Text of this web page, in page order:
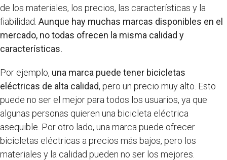
de los materiales, los precios, las características y la
fiabilidad. Aunque hay muchas marcas disponibles en el
mercado, no todas ofrecen la misma calidad y
características.
Por ejemplo, una marca puede tener bicicletas
eléctricas de alta calidad, pero un precio muy alto. Esto
puede no ser el mejor para todos los usuarios, ya que
algunas personas quieren una bicicleta eléctrica
asequible. Por otro lado, una marca puede ofrecer
bicicletas eléctricas a precios más bajos, pero los
materiales y la calidad pueden no ser los mejores.